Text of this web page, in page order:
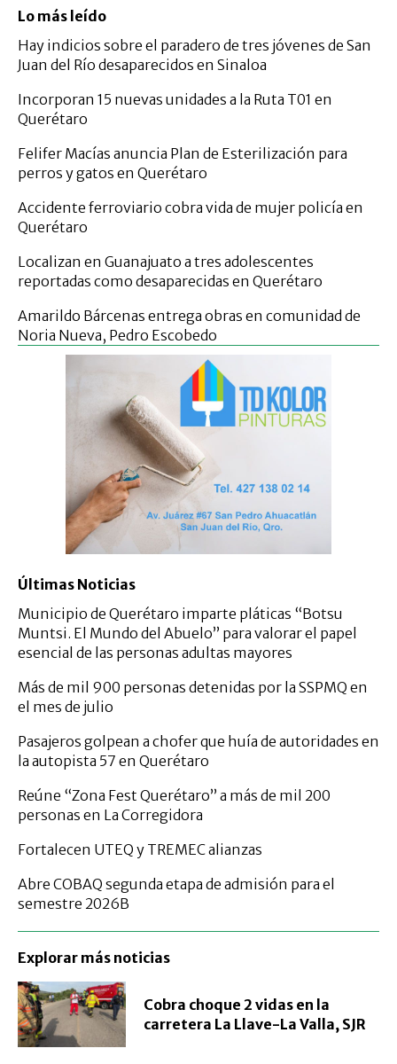
Lo más leído
Hay indicios sobre el paradero de tres jóvenes de San
Juan del Río desaparecidos en Sinaloa
Incorporan 15 nuevas unidades a la Ruta T01 en
Querétaro
Felifer Macías anuncia Plan de Esterilización para
perros y gatos en Querétaro
Accidente ferroviario cobra vida de mujer policía en
Querétaro
Localizan en Guanajuato a tres adolescentes
reportadas como desaparecidas en Querétaro
Amarildo Bárcenas entrega obras en comunidad de
Noria Nueva, Pedro Escobedo
Últimas Noticias
Municipio de Querétaro imparte pláticas “Botsu
Muntsi. El Mundo del Abuelo” para valorar el papel
esencial de las personas adultas mayores
Más de mil 900 personas detenidas por la SSPMQ en
el mes de julio
Pasajeros golpean a chofer que huía de autoridades en
la autopista 57 en Querétaro
Reúne “Zona Fest Querétaro” a más de mil 200
personas en La Corregidora
Fortalecen UTEQ y TREMEC alianzas
Abre COBAQ segunda etapa de admisión para el
semestre 2026B
Explorar más noticias
Cobra choque 2 vidas en la
carretera La Llave-La Valla, SJR